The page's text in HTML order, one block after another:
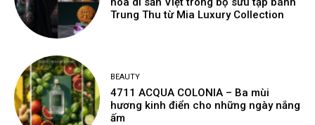
Trung Thu từ Mia Luxury Collection
BEAUTY
4711 ACQUA COLONIA – Ba mùi
hương kinh điển cho những ngày nắng
ấm